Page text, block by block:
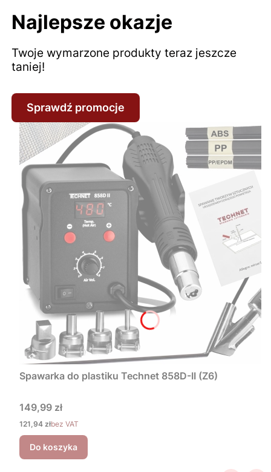
Najlepsze okazje
Twoje wymarzone produkty teraz jeszcze
taniej!
Sprawdź promocje
Spawarka do plastiku Technet 858D-II (Z6)
Cena
149,99 zł
Cena
121,94 złbez VAT
Do koszyka